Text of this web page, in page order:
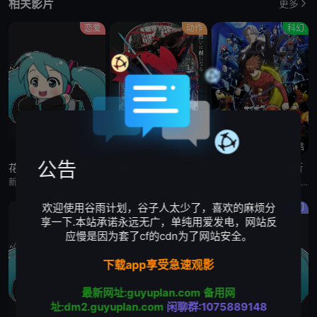
相关影片 更多
恋爱 动作
已完结
科幻
已完结
人造人009 涅墨西斯
梶裕贵,皆川纯子,宫野真守,早见沙织,杉田智和,安元洋贵,鹿糠光明,利根健太朗,林勇,山路和弘,中村悠一,日高里菜,细谷佳正,神谷浩史,井上喜久子,稻田彻,若山诗音,内田真礼,佐仓绫音,奈良彻,下野纮
原创 原创 奇幻
公告
欢迎使用谷雨计划，谷子人太少了，喜欢的麻烦分
享一下.本站承诺永远无广，单纯用爱发电，网站反
应慢是因为套了cf的cdn为了网站安全。
下载app享受急速观影
最新网址:guyuplan.com 备用网
址:dm2.guyuplan.com 闲聊群:1075889148